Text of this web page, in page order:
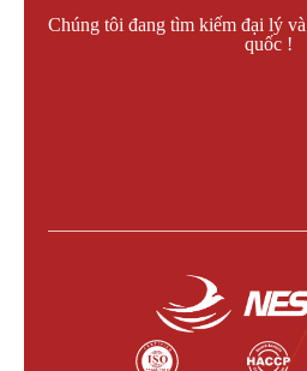
Chúng tôi đang tìm kiếm đại lý
quốc !